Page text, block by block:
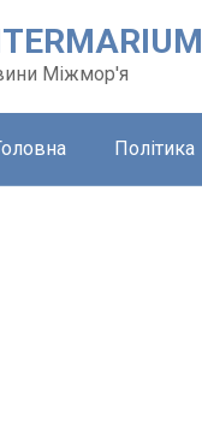
Міжмор'я
Політика